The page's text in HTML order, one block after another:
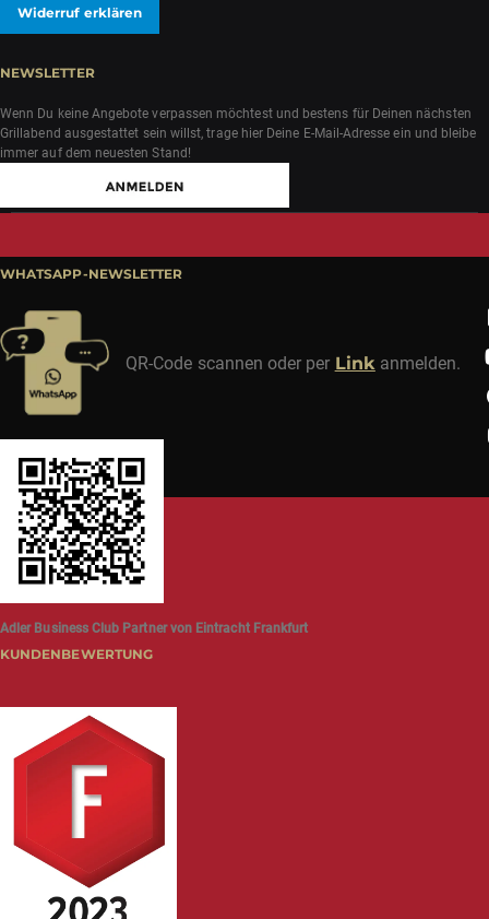
Widerruf erklären
NEWSLETTER
Wenn Du keine Angebote verpassen möchtest und bestens für Deinen nächsten
Grillabend ausgestattet sein willst, trage hier Deine E-Mail-Adresse ein und bleibe
immer auf dem neuesten Stand!
WHATSAPP-NEWSLETTER
QR-Code scannen oder per Linkanmelden.
Adler Business Club Partner von Eintracht Frankfurt
KUNDENBEWERTUNG